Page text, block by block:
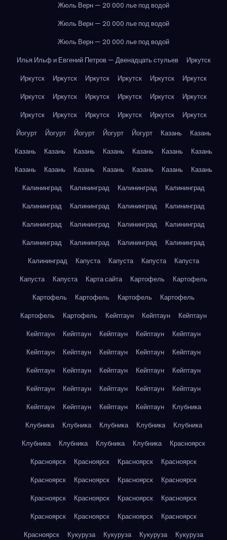
Жюль Верн — 20 000 лье под водой
Жюль Верн — 20 000 лье под водой
Жюль Верн — 20 000 лье под водой
Илья Ильф и Евгений Петров — Двенадцать стульев
Иркутск
Иркутск
Иркутск Иркутск Иркутск Иркутск
Иркутск
Иркутск
Иркутск Иркутск Иркутск Иркутск
Иркутск
Иркутск
Иркутск Иркутск Иркутск Иркутск
Иркутск
Йогурт
Йогурт Йогурт Йогурт Йогурт Казань
Казань
Казань
Казань Казань Казань Казань Казань
Казань
Казань
Казань Казань Казань Казань Казань
Казань
Калининград
Калининград Калининград
Калининград
Калининград
Калининград Калининград
Калининград
Калининград
Калининград Калининград
Калининград
Калининград
Калининград Калининград
Калининград
Калининград
Капуста Капуста Капуста
Капуста
Капуста
Капуста Карта сайта Картофель
Картофель
Картофель
Картофель Картофель
Картофель
Картофель
Картофель Кейптаун Кейптаун
Кейптаун
Кейптаун
Кейптаун Кейптаун Кейптаун
Кейптаун
Кейптаун
Кейптаун Кейптаун Кейптаун
Кейптаун
Кейптаун
Кейптаун Кейптаун Кейптаун
Кейптаун
Кейптаун
Кейптаун Кейптаун Кейптаун
Кейптаун
Кейптаун
Кейптаун Кейптаун Кейптаун
Клубника
Клубника
Клубника Клубника Клубника
Клубника
Клубника
Клубника Клубника Клубника
Красноярск
Красноярск
Красноярск Красноярск
Красноярск
Красноярск
Красноярск Красноярск
Красноярск
Красноярск
Красноярск Красноярск
Красноярск
Красноярск
Красноярск Красноярск
Красноярск
Красноярск
Кукуруза Кукуруза Кукуруза
Кукуруза